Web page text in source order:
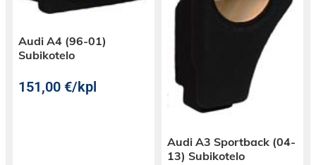
Audi A4 (96-01)
Subikotelo
151,00€/kpl
Audi A3 Sportback (04-
13) Subikotelo